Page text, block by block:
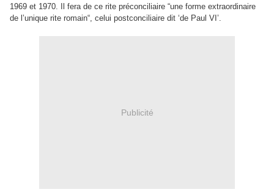
1969 et 1970. Il fera de ce rite préconciliaire “une forme extraordinaire
de l’unique rite romain“, celui postconciliaire dit ‘de Paul VI’.
Publicité